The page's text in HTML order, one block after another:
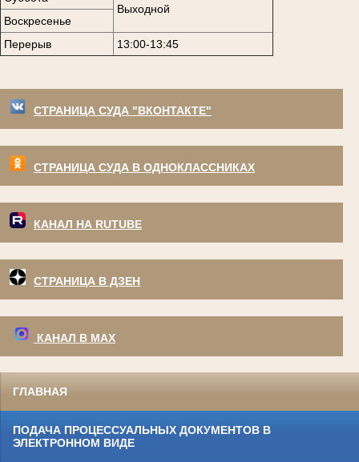
Выходной
Воскресенье
Перерыв
13:00-13:45
СТРАНИЦА СУДА "ВКОНТАКТЕ"
СТРАНИЦА СУДА В ОДНОКЛАССНИКАХ
КАНАЛ НА RUTUBE
СТРАНИЦА В ДЗЕН
КАНАЛ В МАХ
ГЛАВНАЯ
ПОДАЧА ПРОЦЕССУАЛЬНЫХ ДОКУМЕНТОВ В
ЭЛЕКТРОННОМ ВИДЕ